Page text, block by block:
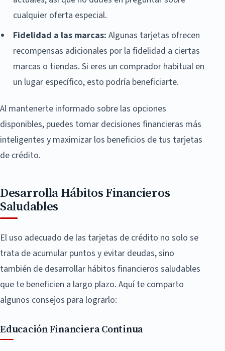
cualquier oferta especial.
Fidelidad a las marcas: Algunas tarjetas ofrecen
recompensas adicionales por la fidelidad a ciertas
marcas o tiendas. Si eres un comprador habitual en
un lugar específico, esto podría beneficiarte.
Al mantenerte informado sobre las opciones
disponibles, puedes tomar decisiones financieras más
inteligentes y maximizar los beneficios de tus tarjetas
de crédito.
Desarrolla Hábitos Financieros
Saludables
El uso adecuado de las tarjetas de crédito no solo se
trata de acumular puntos y evitar deudas, sino
también de desarrollar hábitos financieros saludables
que te beneficien a largo plazo. Aquí te comparto
algunos consejos para lograrlo:
Educación Financiera Continua